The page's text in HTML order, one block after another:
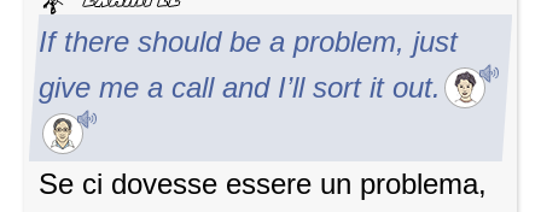
If there should be a problem, just
give me a call and I’ll sort it out.
Se ci dovesse essere un problema,